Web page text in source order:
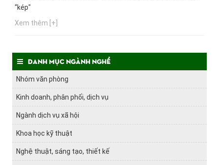
“kép"
Xem thêm [+]
Danh mục ngành nghề
Nhóm văn phòng
Kinh doanh, phân phối, dịch vụ
Ngành dịch vụ xã hội
Khoa học kỹ thuật
Nghệ thuật, sáng tạo, thiết kế